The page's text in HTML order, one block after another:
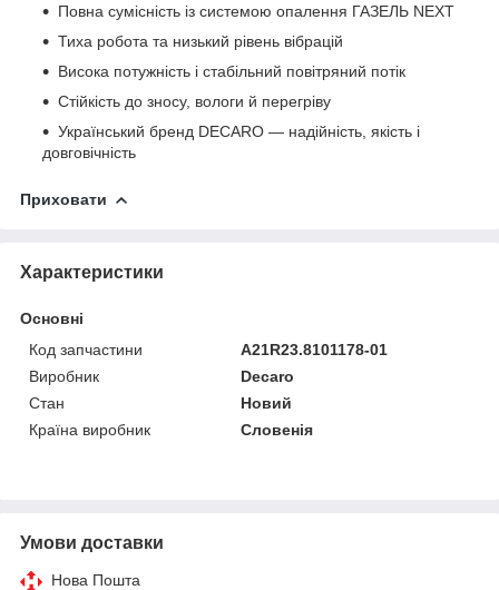
Повна сумісність із системою опалення ГАЗЕЛЬ NEXT
Тиха робота та низький рівень вібрацій
Висока потужність і стабільний повітряний потік
Стійкість до зносу, вологи й перегріву
Український бренд DECARO — надійність, якість і
довговічність
Приховати
Характеристики
Основні
Код запчастини
A21R23.8101178-01
Виробник
Decaro
Стан
Новий
Країна виробник
Словенія
Умови доставки
Нова Пошта